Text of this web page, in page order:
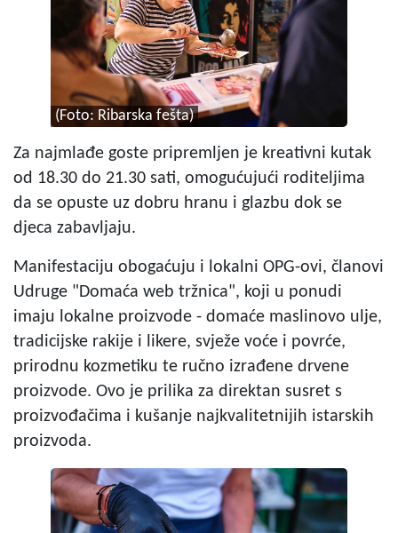
(Foto: Ribarska fešta)
Za najmlađe goste pripremljen je kreativni kutak
od 18.30 do 21.30 sati, omogućujući roditeljima
da se opuste uz dobru hranu i glazbu dok se
djeca zabavljaju.
Manifestaciju obogaćuju i lokalni OPG-ovi, članovi
Udruge "Domaća web tržnica", koji u ponudi
imaju lokalne proizvode - domaće maslinovo ulje,
tradicijske rakije i likere, svježe voće i povrće,
prirodnu kozmetiku te ručno izrađene drvene
proizvode. Ovo je prilika za direktan susret s
proizvođačima i kušanje najkvalitetnijih istarskih
proizvoda.